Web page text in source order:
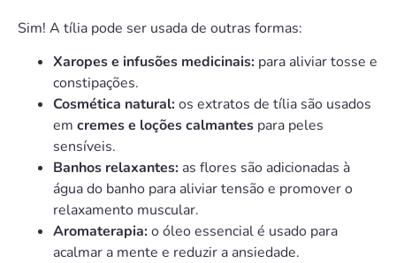
Sim! A tília pode ser usada de outras formas:
Xaropes e infusões medicinais: para aliviar tosse e
constipações.
Cosmética natural:os extratos de tília são usados
em cremes e loções calmantes para peles
sensíveis.
Banhos relaxantes: as flores são adicionadas à
água do banho para aliviar tensão e promover o
relaxamento muscular.
Aromaterapia:o óleo essencial é usado para
acalmar a mente e reduzir a ansiedade.